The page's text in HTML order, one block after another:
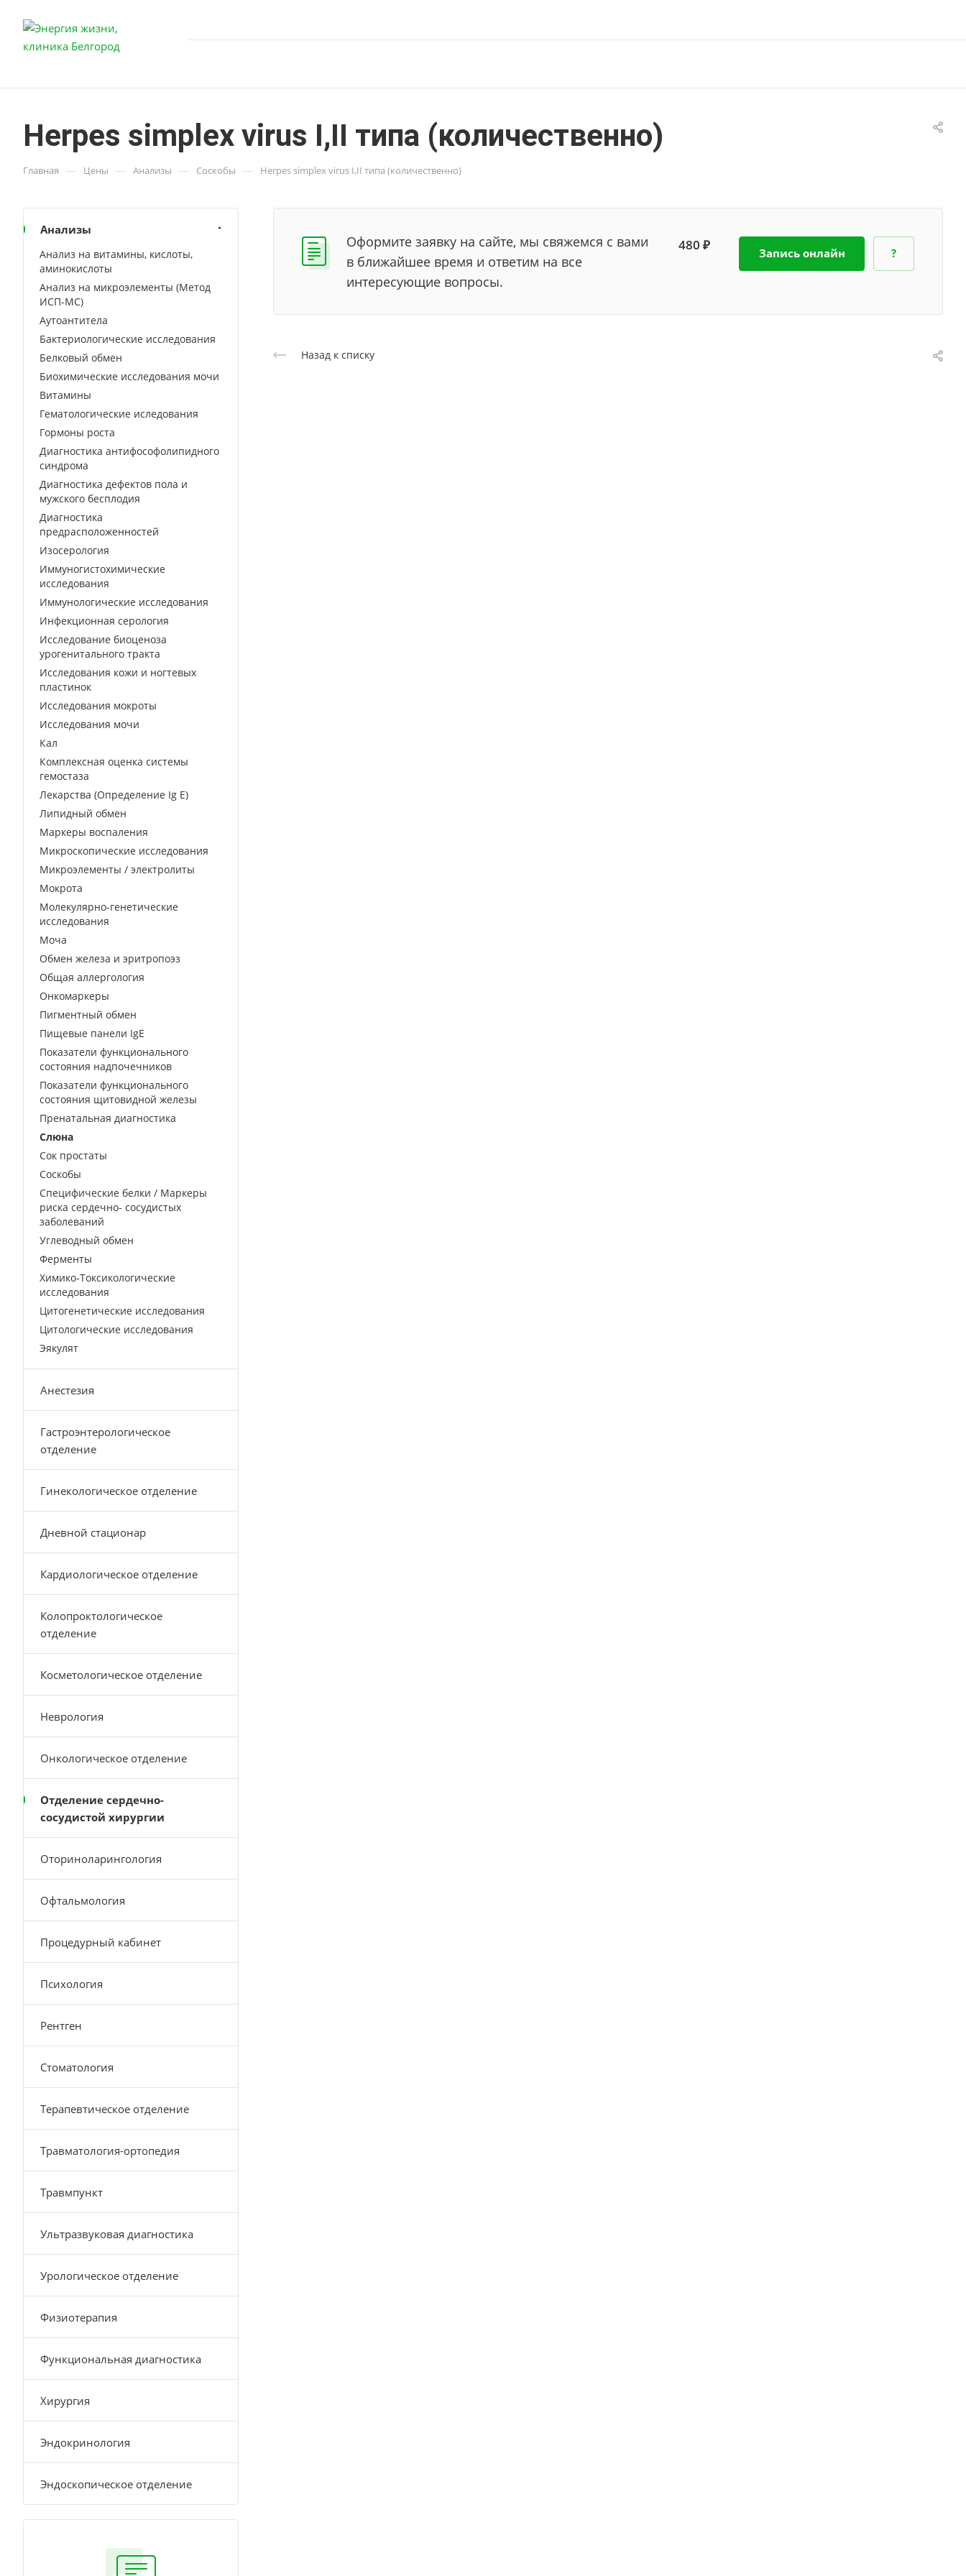
Herpes simplex virus I,II типа (количественно)
Главная — Цены — Анализы — Соскобы — Herpes simplex virus I,II типа (количественно)
Оформите заявку на сайте, мы свяжемся с вами
в ближайшее время и ответим на все
интересующие вопросы.
480 ₽ Запись онлайн ?
Назад к списку
Анализы
Анализ на витамины, кислоты,
аминокислоты
Анализ на микроэлементы (Метод
ИСП-МС)
Аутоантитела
Бактериологические исследования
Белковый обмен
Биохимические исследования мочи
Витамины
Гематологические иследования
Гормоны роста
Диагностика антифософолипидного
синдрома
Диагностика дефектов пола и
мужского бесплодия
Диагностика
предрасположенностей
Изосерология
Иммуногистохимические
исследования
Иммунологические исследования
Инфекционная серология
Исследование биоценоза
урогенитального тракта
Исследования кожи и ногтевых
пластинок
Исследования мокроты
Исследования мочи
Кал
Комплексная оценка системы
гемостаза
Лекарства (Определение Ig E)
Липидный обмен
Маркеры воспаления
Микроскопические исследования
Микроэлементы / электролиты
Мокрота
Молекулярно-генетические
исследования
Моча
Обмен железа и эритропоэз
Общая аллергология
Онкомаркеры
Пигментный обмен
Пищевые панели IgE
Показатели функционального
состояния надпочечников
Показатели функционального
состояния щитовидной железы
Пренатальная диагностика
Слюна
Сок простаты
Соскобы
Специфические белки / Маркеры
риска сердечно- сосудистых
заболеваний
Углеводный обмен
Ферменты
Химико-Токсикологические
исследования
Цитогенетические исследования
Цитологические исследования
Эякулят
Анестезия
Гастроэнтерологическое
отделение
Гинекологическое отделение
Дневной стационар
Кардиологическое отделение
Колопроктологическое
отделение
Косметологическое отделение
Неврология
Онкологическое отделение
Отделение сердечно-
сосудистой хирургии
Оториноларингология
Офтальмология
Процедурный кабинет
Психология
Рентген
Стоматология
Терапевтическое отделение
Травматология-ортопедия
Травмпункт
Ультразвуковая диагностика
Урологическое отделение
Физиотерапия
Функциональная диагностика
Хирургия
Эндокринология
Эндоскопическое отделение